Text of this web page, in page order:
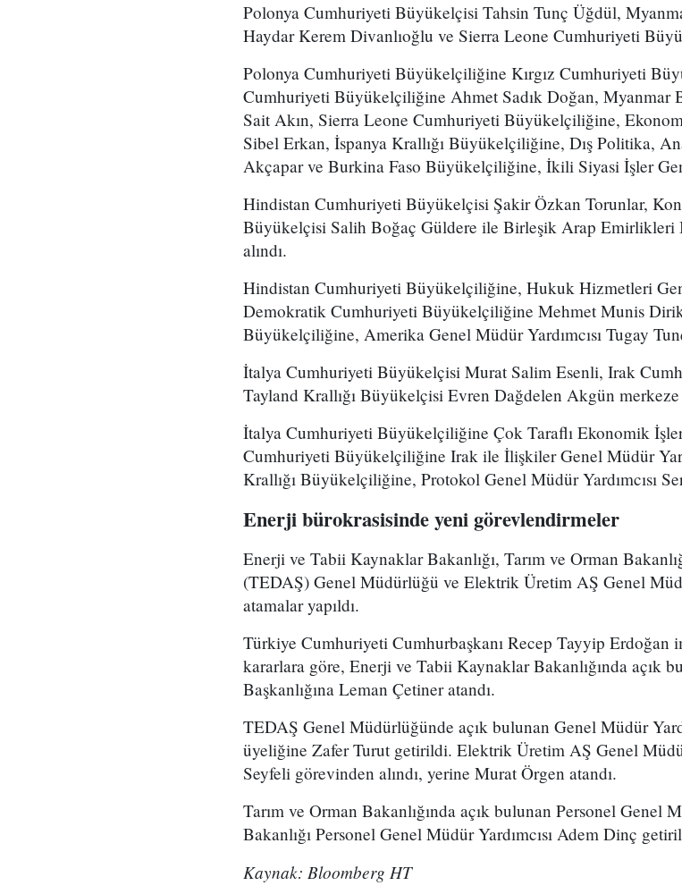
Polonya Cumhuriyeti Büyükelçisi Tahsin Tunç Üğdül,
Haydar Kerem Divanlıoğlu ve Sierra Leone Cumhuriyeti
Polonya Cumhuriyeti Büyükelçiliğine Kırgız Cumhuriyeti
Cumhuriyeti Büyükelçiliğine Ahmet Sadık Doğan,
Sait Akın, Sierra Leone Cumhuriyeti Büyükelçiliğine,
Sibel Erkan, İspanya Krallığı Büyükelçiliğine, Dış Politika,
Akçapar ve Burkina Faso Büyükelçiliğine, İkili Siyasi İşler
Hindistan Cumhuriyeti Büyükelçisi Şakir Özkan Torunlar,
Büyükelçisi Salih Boğaç Güldere ile Birleşik Arap Emirlikleri
alındı.
Hindistan Cumhuriyeti Büyükelçiliğine, Hukuk Hizmetleri
Demokratik Cumhuriyeti Büyükelçiliğine Mehmet Munis
Büyükelçiliğine, Amerika Genel Müdür Yardımcısı Tugay
İtalya Cumhuriyeti Büyükelçisi Murat Salim Esenli, Irak
Tayland Krallığı Büyükelçisi Evren Dağdelen Akgün merkeze
İtalya Cumhuriyeti Büyükelçiliğine Çok Taraflı Ekonomik
Cumhuriyeti Büyükelçiliğine Irak ile İlişkiler Genel Müdür
Krallığı Büyükelçiliğine, Protokol Genel Müdür Yardımcısı
Enerji bürokrasisinde yeni görevlendirmeler
Enerji ve Tabii Kaynaklar Bakanlığı, Tarım ve Orman
(TEDAŞ) Genel Müdürlüğü ve Elektrik Üretim AŞ Genel
atamalar yapıldı.
Türkiye Cumhuriyeti Cumhurbaşkanı Recep Tayyip Erdoğan
kararlara göre, Enerji ve Tabii Kaynaklar Bakanlığında açık
Başkanlığına Leman Çetiner atandı.
TEDAŞ Genel Müdürlüğünde açık bulunan Genel Müdür
üyeliğine Zafer Turut getirildi. Elektrik Üretim AŞ Genel
Seyfeli görevinden alındı, yerine Murat Örgen atandı.
Tarım ve Orman Bakanlığında açık bulunan Personel
Bakanlığı Personel Genel Müdür Yardımcısı Adem Dinç
Kaynak: Bloomberg HT